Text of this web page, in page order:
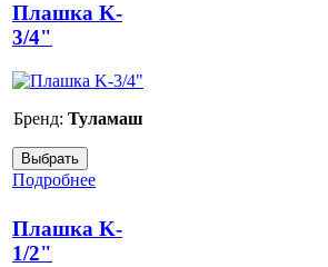
Плашка K-
3/4"
Бренд: Туламаш
Подробнее
Плашка K-
1/2"